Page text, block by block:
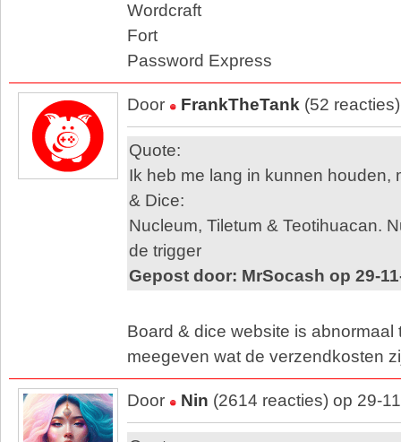
Wordcraft
Fort
Password Express
Door FrankTheTank (52
Quote:
Ik heb me lang in kunnen houden,
& Dice:
Nucleum, Tiletum & Teotihuacan.
de trigger
Gepost door: MrSocash op 29-
Board & dice website is abnormaal
meegeven wat de verzendkosten
Door Nin (2614 reacties) op 29-